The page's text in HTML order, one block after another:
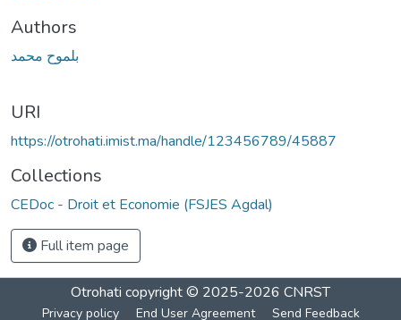
Authors
بلموح محمد
URI
https://otrohati.imist.ma/handle/123456789/45887
Collections
CEDoc - Droit et Economie (FSJES Agdal)
Full item page
Otrohati copyright © 2025-2026 CNRST
Privacy policy End User Agreement Send Feedback